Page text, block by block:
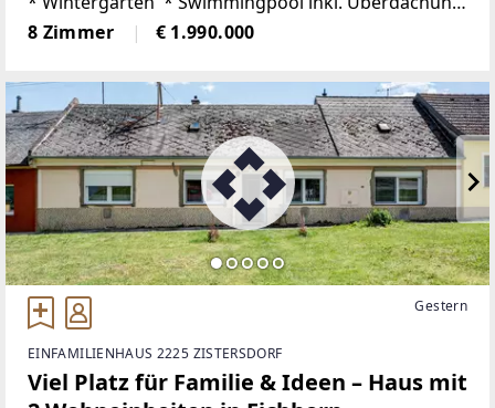
8 Zimmer € 1.990.000
Gestern
EINFAMILIENHAUS 2225 ZISTERSDORF
Viel Platz für Familie & Ideen – Haus mit